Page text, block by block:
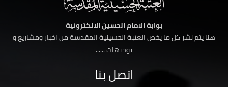
بوابة الامام الحسين الالكترونية
هنا يتم نشر كل ما يخص العتبة الحسينية المقدسة من اخبار ومشاريع و
توجيهات ......
اتصل بنا